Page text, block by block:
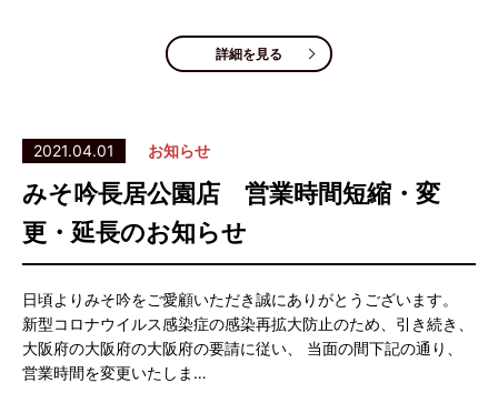
詳細を見る
2021.04.01 お知らせ
みそ吟長居公園店 営業時間短縮・変
更・延長のお知らせ
日頃よりみそ吟をご愛顧いただき誠にありがとうございます。
新型コロナウイルス感染症の感染再拡大防止のため、引き続き、
大阪府の大阪府の大阪府の要請に従い、 当面の間下記の通り、
営業時間を変更いたしま…